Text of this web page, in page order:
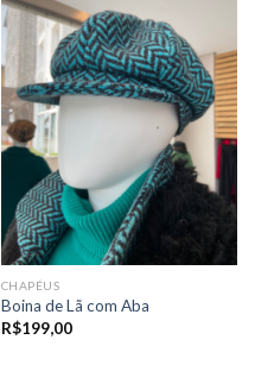
CHAPÉUS
Boina de Lã com Aba
R$199,00